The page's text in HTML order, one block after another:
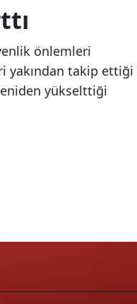
önlemleri
yakından takip ettiği
yükselttiği